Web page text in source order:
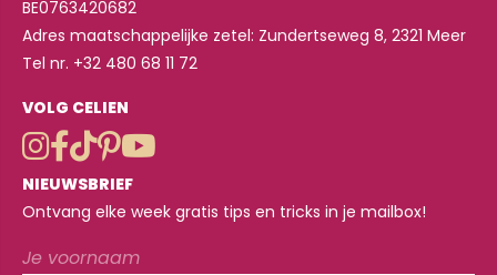
BE0763420682
Adres maatschappelijke zetel: Zundertseweg 8, 2321 Meer
Tel nr. +32 480 68 11 72
VOLG CELIEN
NIEUWSBRIEF
Ontvang elke week gratis tips en tricks in je mailbox!